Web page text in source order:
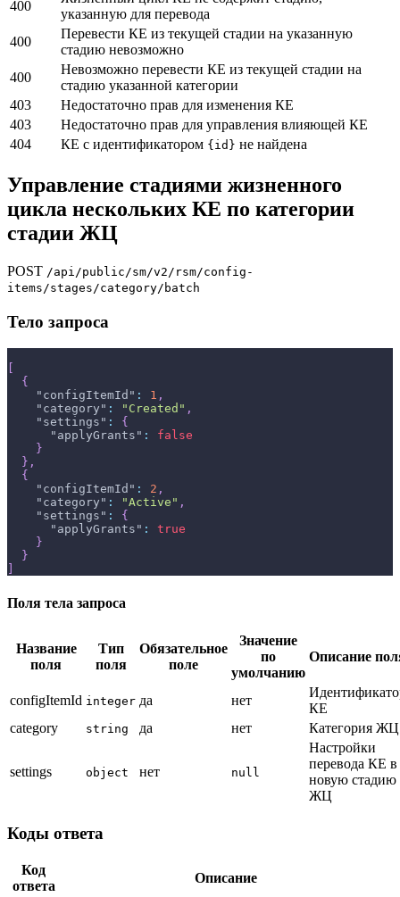
400
указанную для перевода
400
Перевести КЕ из текущей стадии на указанную
стадию невозможно
400
Невозможно перевести КЕ из текущей стадии на
стадию указанной категории
403
Недостаточно прав для изменения КЕ
403
Недостаточно прав для управления влияющей КЕ
404
КЕ с идентификатором {id} не найдена
Управление стадиями жизненного
цикла нескольких КЕ по категории
стадии ЖЦ
POST /api/public/sm/v2/rsm/config-
items/stages/category/batch
Тело запроса
{
"configItemId" : 1 ,
"category" : "Created" ,
"settings" :
{
"applyGrants" :
false
}
} ,
{
"configItemId" : 2 ,
"category" : "Active" ,
"settings" :
{
"applyGrants" :
true
}
}
Поля тела запроса
Название
поля
Тип
поля
Обязательное
поле
Значение
по
умолчанию
Описание
configItemId integer да нет
КЕ
category
string да нет Категория ЖЦ
settings object нет null
Настройки
перевода КЕ в
новую стадию
ЖЦ
Коды ответа
Код
ответа
Описание